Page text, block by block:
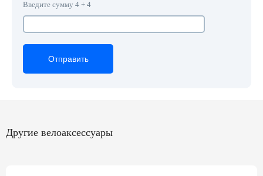
Введите сумму 4 + 4
Отправить
Отправить
Отправить
Другие велоаксессуары